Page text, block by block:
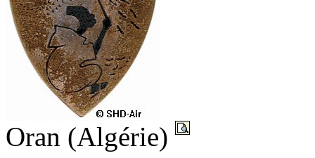
Oran (Algérie)